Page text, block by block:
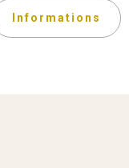
Informations